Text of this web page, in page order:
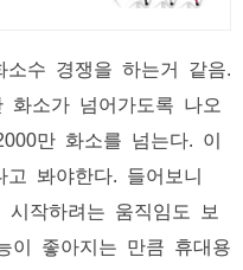
수 경쟁을 하는거 같음.
화소가 넘어가도록 나오
만 화소를 넘는다. 이
봐야한다. 들어보니
작하려는 움직임도 보
이 좋아지는 만큼 휴대용